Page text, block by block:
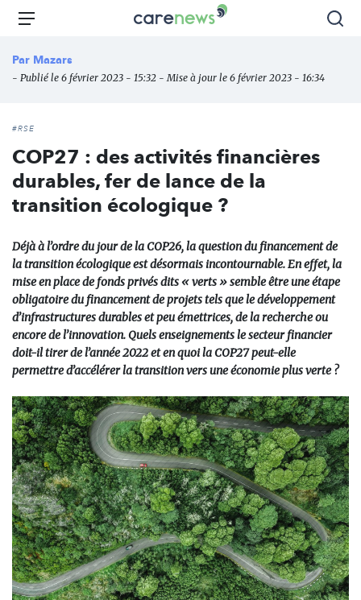
Aller
principal
Carenews,
des
Menu
Par Mazars
- Publié le 6 février 2023 - 15:32 - Mise à jour le 6 février 2023 - 16:34
#RSE
COP27 : des activités financières
durables, fer de lance de la
transition écologique ?
Déjà à l’ordre du jour de la COP26, la question du financement de
la transition écologique est désormais incontournable. En effet, la
mise en place de fonds privés dits « verts » semble être une étape
obligatoire du financement de projets tels que le développement
d’infrastructures durables et peu émettrices, de la recherche ou
encore de l’innovation. Quels enseignements le secteur financier
doit-il tirer de l’année 2022 et en quoi la COP27 peut-elle
permettre d’accélérer la transition vers une économie plus verte ?